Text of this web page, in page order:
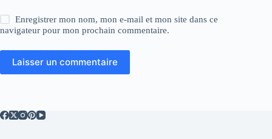
Enregistrer mon nom, mon e-mail et mon site dans ce
navigateur pour mon prochain commentaire.
Laisser un commentaire